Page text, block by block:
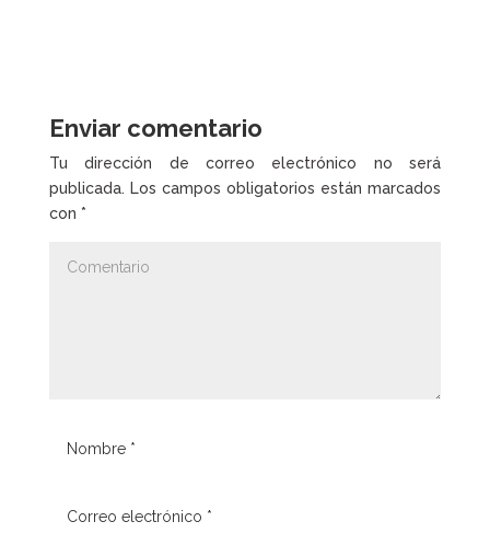
Enviar comentario
Tu dirección de correo electrónico no será
publicada. Los campos obligatorios están marcados
con *